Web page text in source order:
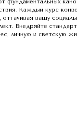
фундаментальных
Каждый курс
вашу
Внедряйте
личную и светскую